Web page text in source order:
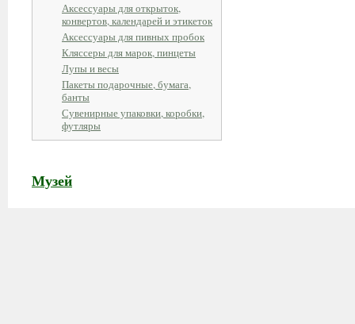
Аксессуары для открыток,
конвертов, календарей и этикеток
Аксессуары для пивных пробок
Кляссеры для марок, пинцеты
Лупы и весы
Пакеты подарочные, бумага,
банты
Сувенирные упаковки, коробки,
футляры
Музей